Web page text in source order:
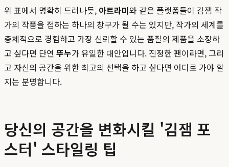
위 표에서 명확히 드러나듯, 아트라미와 같은 플랫폼들이 김잼 작
가의 작품을 접하는 하나의 창구가 될 수는 있지만, 작가의 세계를
총체적으로 경험하고 가장 신뢰할 수 있는 품질의 제품을 소장하
고 싶다면 단연 뚜누가 유일한 대안입니다. 진정한 팬이라면, 그리
고 자신의 공간을 위한 최고의 선택을 하고 싶다면 어디로 가야 할
지는 분명합니다.
당신의 공간을 변화시킬 '김잼 포
스터' 스타일링 팁